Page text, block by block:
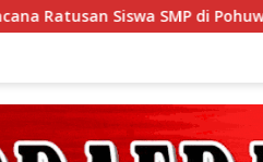
Canangkan